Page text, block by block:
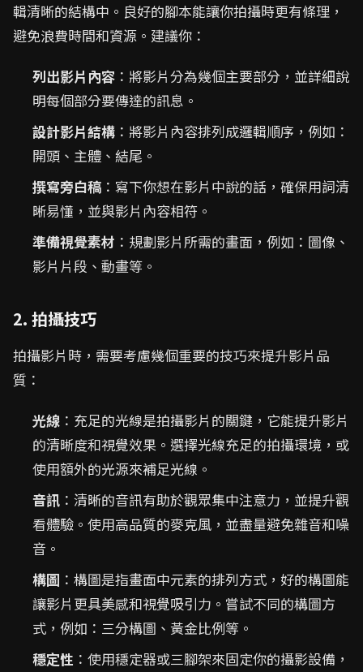
輯清晰的結構中。良好的腳本能讓你拍攝時更有條理，
避免浪費時間和資源。建議你：
列出影片內容 ：將影片分為幾個主要部分，並詳細說
明每個部分要傳達的訊息。
設計影片結構 ：將影片內容排列成邏輯順序，例如：
開頭、主體、結尾。
撰寫旁白稿 ：寫下你想在影片中說的話，確保用詞清
晰易懂，並與影片內容相符。
準備視覺素材 ：規劃影片所需的畫面，例如：圖像、
影片片段、動畫等。
2. 拍攝技巧
拍攝影片時，需要考慮幾個重要的技巧來提升影片品
質：
光線 ：充足的光線是拍攝影片的關鍵，它能提升影片
的清晰度和視覺效果。選擇光線充足的拍攝環境，或
使用額外的光源來補足光線。
音訊 ：清晰的音訊有助於觀眾集中注意力，並提升觀
看體驗。使用高品質的麥克風，並盡量避免雜音和噪
音。
構圖 ：構圖是指畫面中元素的排列方式，好的構圖能
讓影片更具美感和視覺吸引力。嘗試不同的構圖方
式，例如：三分構圖、黃金比例等。
穩定性 ：使用穩定器或三腳架來固定你的攝影設備，